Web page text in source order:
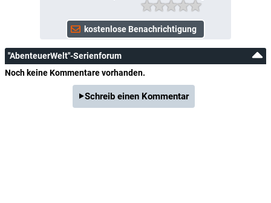
"AbenteuerWelt"-Serienforum
Noch keine Kommentare vorhanden.
Schreib einen Kommentar